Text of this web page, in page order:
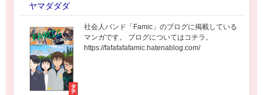
ヤマダダダ
社会人バンド「Famic」のブログに掲載している
マンガです。 ブログについてはコチラ。
https://fafafafafamic.hatenablog.com/